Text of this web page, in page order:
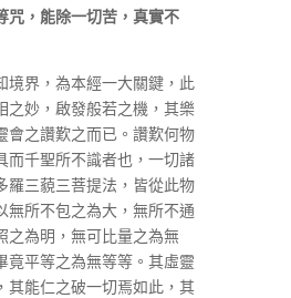
咒，能除一切苦，真實不
境界，為本經一大關鍵，此
之妙，啟發般若之機，其樂
會之讚歎之而已。讚歎何物
而千聖所不識者也，一切諸
羅三藐三菩提法，皆從此物
無所不包之為大，無所不通
之為明，無可比量之為無
竟平等之為無等等。其虛靈
其能仁之破一切焉如此，其